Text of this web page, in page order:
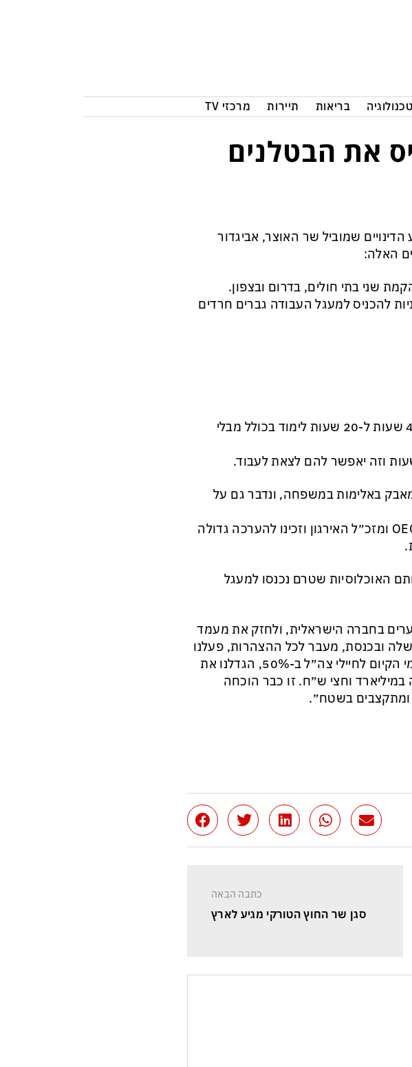
טכנולוגיה בריאות תיירות מרכזי TV
את הבטלנים
שמוביל שר האוצר, אביגדור
האלה:
שני בתי חולים, בדרום ובצפון.
להכניס למעגל העבודה גברים חרדים
״אנחנו רוצים להוריד את שעות החובה מ-40 שעות ל-20 שעות לימוד בכולל מבלי
מאבק באלימות במשפחה, ונדבר גם על
חשוב לציין שנפגשנו השבוע עם ראשי ה-OECD ומזכ״ל האירגון וזכינו להערכה גדולה
האוכלוסיות שטרם נכנסו למעגל
בחברה הישראלית, ולחזק את מעמד
ובכנסת, מעבר לכל ההצהרות, פעלנו
כבר בנושאים האלה. לדוגמה, הגדלנו את דמי הקיום לחיילי צה״ל ב-50%, הגדלנו את
וחצי ש״ח. זו כבר הוכחה
ומתקצבים בשטח״.
כתבה הבאה
סגן שר החוץ הטורקי מגיע לארץ